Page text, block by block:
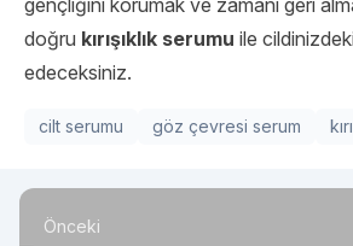
gençliğini korumak ve zamanı geri
doğru kırışıklık serumu ile
edeceksiniz.
cilt serumu göz çevresi serum
Önceki